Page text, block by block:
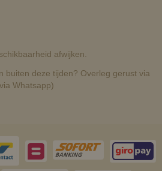
afwijken.
buiten deze tijden? Overleg gerust via
Whatsapp)